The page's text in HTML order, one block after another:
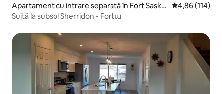
Apartament cu intrare separată în Fort Saskat
chewan
Scor mediu
4,86 (114)
Suită la subsol Sherridon - Fortա